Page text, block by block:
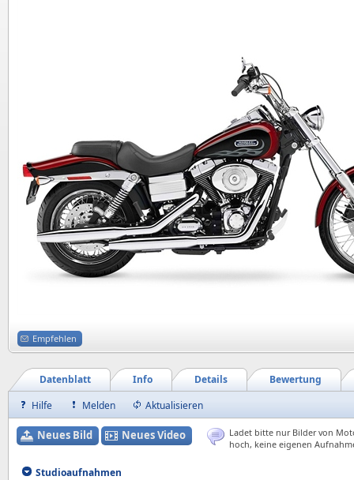
Empfehlen
Bewertung
Details
Info
Datenblatt
Hilfe
Melden Aktualisieren
Neues Bild Neues Video
Ladet bitte nur Bilder von
hoch, keine eigenen
Studioaufnahmen